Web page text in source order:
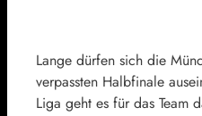
Lange dürfen sich die
verpassten Halbfinale
Liga geht es für das Team